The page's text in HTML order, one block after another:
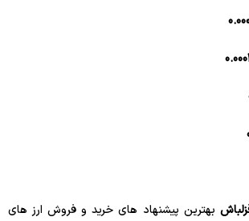
بهترین پیشنهاد های خرید و فروش ارز های